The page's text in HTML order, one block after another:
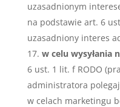
uzasadnionym
na podstawie art. 6
uzasadniony interes
w celu wysyłania
6 ust. 1 lit. f RODO
administratora
w celach marketingu